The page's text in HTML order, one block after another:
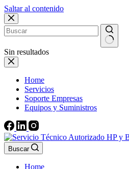
Saltar al contenido
Sin resultados
Home
Servicios
Soporte Empresas
Equipos y Suministros
Buscar
Home